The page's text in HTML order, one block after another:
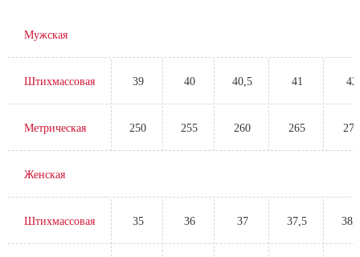
Мужская
Штихмассовая 39 40 40,5 41 42
Метрическая 250 255 260 265 270
Женская
Штихмассовая 35 36 37 37,5